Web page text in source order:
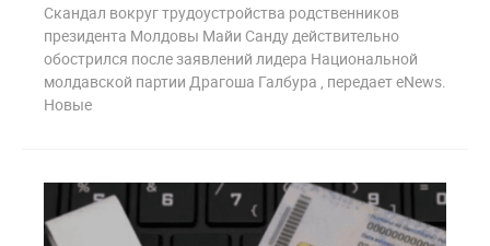
Скандал вокруг трудоустройства родственников
президента Молдовы Майи Санду действительно
обострился после заявлений лидера Национальной
молдавской партии Драгоша Галбура , передает eNews.
Новые